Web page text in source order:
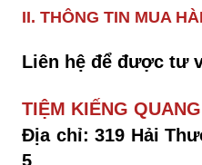
II.THÔNG TIN MUA
Liên hệ để được tư
TIỆM KIẾNG
Địa chỉ: 319 Hải
5